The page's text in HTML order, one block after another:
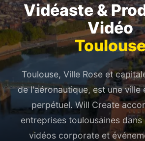
Vidéaste &
Vidéo
Toulouse, Ville Rose et
de l'aéronautique, est une ville
perpétuel. Will Create
entreprises toulousaines
vidéos corporate et